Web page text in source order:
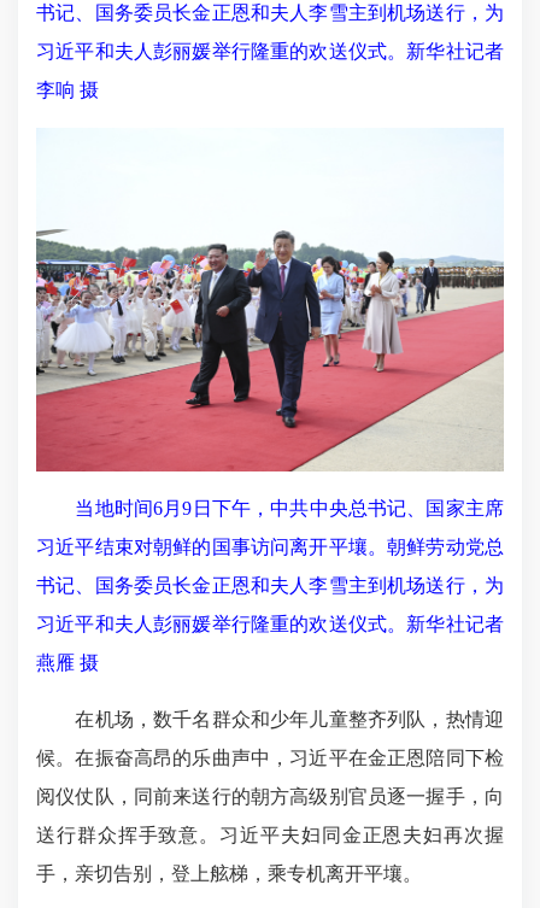
书记、国务委员长金正恩和夫人李雪主到机场送行，为
习近平和夫人彭丽媛举行隆重的欢送仪式。新华社记者
李响 摄
当地时间6月9日下午，中共中央总书记、国家主席
习近平结束对朝鲜的国事访问离开平壤。朝鲜劳动党总
书记、国务委员长金正恩和夫人李雪主到机场送行，为
习近平和夫人彭丽媛举行隆重的欢送仪式。新华社记者
燕雁 摄
在机场，数千名群众和少年儿童整齐列队，热情迎
候。在振奋高昂的乐曲声中，习近平在金正恩陪同下检
阅仪仗队，同前来送行的朝方高级别官员逐一握手，向
送行群众挥手致意。习近平夫妇同金正恩夫妇再次握
手，亲切告别，登上舷梯，乘专机离开平壤。